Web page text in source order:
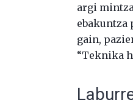
argi
ebakuntza
gain,
“Teknika